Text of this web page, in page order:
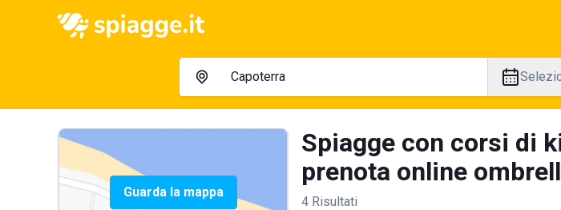
Guarda la mappa
Spiagge con corsi di
prenota online
4 Risultati